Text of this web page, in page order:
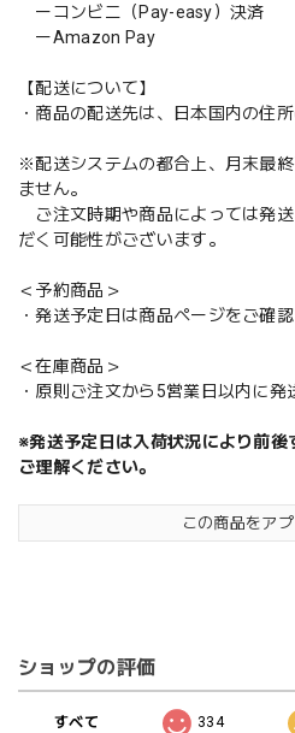
ーコンビニ（Pay-easy）決済
ーAmazon Pay
【配送について】
・商品の配送先は、日本国内の住
※配送システムの都合上、月末最
ません。
ご注文時期や商品によっては発
だく可能性がございます。
＜予約商品＞
・発送予定日は商品ページをご確認
＜在庫商品＞
・原則ご注文から5営業日以内に発
※発送予定日は入荷状況により前
ご理解ください。
この商品をア
ショップの評価
すべて 334